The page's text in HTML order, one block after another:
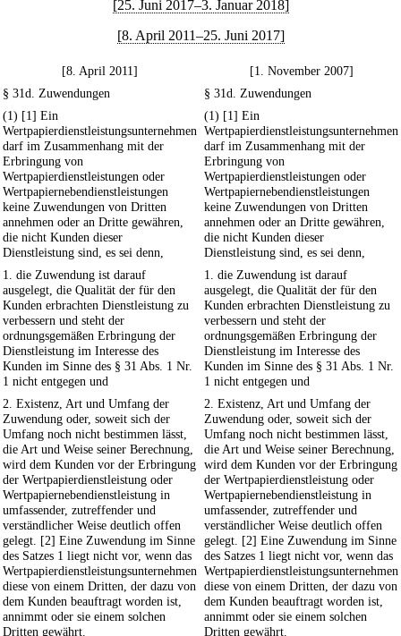
[25. Juni 2017–3. Januar 2018]
[8. April 2011–25. Juni 2017]
[8. April 2011]
[1. November 2007]
§ 31d. Zuwendungen
§ 31d. Zuwendungen
(1) [1] Ein
Wertpapierdienstleistungsunternehmen
darf im Zusammenhang mit der
Erbringung von
Wertpapierdienstleistungen oder
Wertpapiernebendienstleistungen
keine Zuwendungen von Dritten
annehmen oder an Dritte gewähren,
die nicht Kunden dieser
Dienstleistung sind, es sei denn,
(1) [1] Ein
Wertpapierdienstleistungsunternehmen
darf im Zusammenhang mit der
Erbringung von
Wertpapierdienstleistungen oder
Wertpapiernebendienstleistungen
keine Zuwendungen von Dritten
annehmen oder an Dritte gewähren,
die nicht Kunden dieser
Dienstleistung sind, es sei denn,
1. die Zuwendung ist darauf
ausgelegt, die Qualität der für den
Kunden erbrachten Dienstleistung zu
verbessern und steht der
ordnungsgemäßen Erbringung der
Dienstleistung im Interesse des
Kunden im Sinne des § 31 Abs. 1 Nr.
1 nicht entgegen und
1. die Zuwendung ist darauf
ausgelegt, die Qualität der für den
Kunden erbrachten Dienstleistung zu
verbessern und steht der
ordnungsgemäßen Erbringung der
Dienstleistung im Interesse des
Kunden im Sinne des § 31 Abs. 1 Nr.
1 nicht entgegen und
2. Existenz, Art und Umfang der
Zuwendung oder, soweit sich der
Umfang noch nicht bestimmen lässt,
die Art und Weise seiner Berechnung,
wird dem Kunden vor der Erbringung
der Wertpapierdienstleistung oder
Wertpapiernebendienstleistung in
umfassender, zutreffender und
verständlicher Weise deutlich offen
gelegt. [2] Eine Zuwendung im Sinne
des Satzes 1 liegt nicht vor, wenn das
Wertpapierdienstleistungsunternehmen
diese von einem Dritten, der dazu von
dem Kunden beauftragt worden ist,
annimmt oder sie einem solchen
Dritten gewährt.
2. Existenz, Art und Umfang der
Zuwendung oder, soweit sich der
Umfang noch nicht bestimmen lässt,
die Art und Weise seiner Berechnung,
wird dem Kunden vor der Erbringung
der Wertpapierdienstleistung oder
Wertpapiernebendienstleistung in
umfassender, zutreffender und
verständlicher Weise deutlich offen
gelegt. [2] Eine Zuwendung im Sinne
des Satzes 1 liegt nicht vor, wenn das
Wertpapierdienstleistungsunternehmen
diese von einem Dritten, der dazu von
dem Kunden beauftragt worden ist,
annimmt oder sie einem solchen
Dritten gewährt.